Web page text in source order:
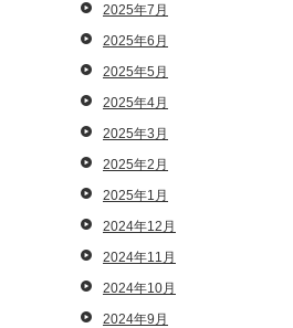
2025年7月
2025年6月
2025年5月
2025年4月
2025年3月
2025年2月
2025年1月
2024年12月
2024年11月
2024年10月
2024年9月